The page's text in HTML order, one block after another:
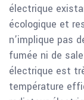
électrique
écologique et
n’implique pas
fumée ni de
électrique est
température